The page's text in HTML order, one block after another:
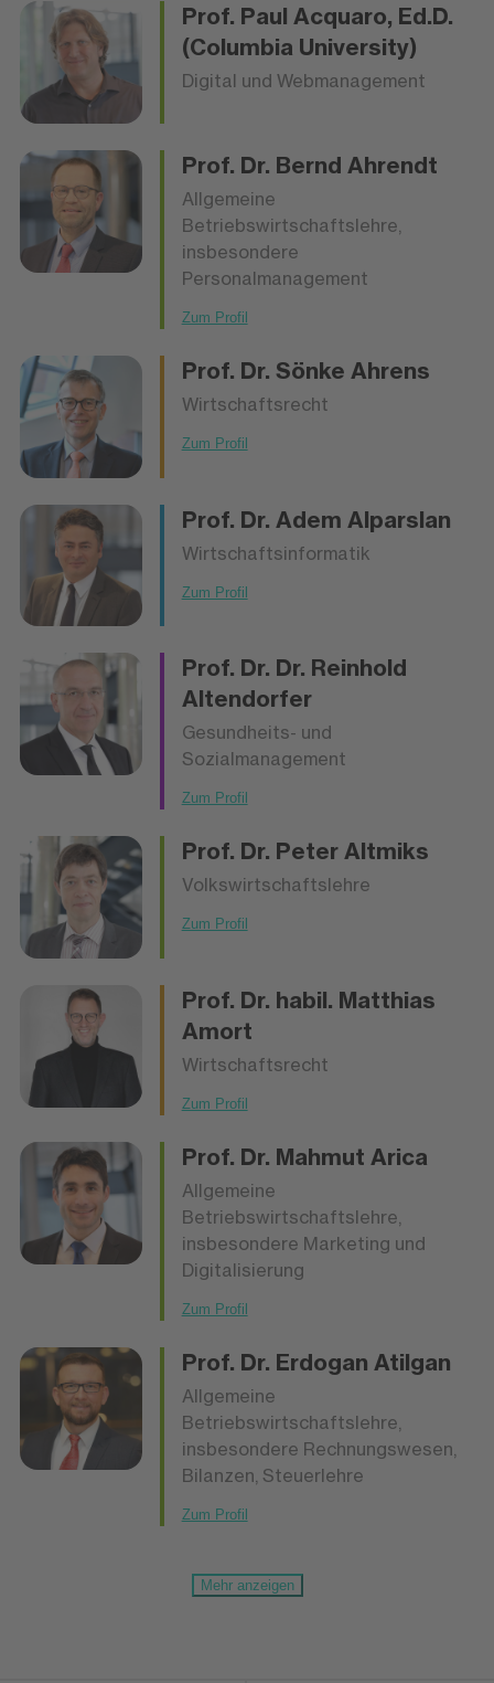
Prof. Paul Acquaro, Ed.D.
(Columbia University)
Digital und Webmanagement
Prof. Dr. Bernd Ahrendt
Allgemeine
Betriebswirtschaftslehre,
insbesondere
Personalmanagement
Zum Profil
Prof. Dr. Sönke Ahrens
Wirtschaftsrecht
Zum Profil
Prof. Dr. Adem Alparslan
Wirtschaftsinformatik
Zum Profil
Prof. Dr. Dr. Reinhold
Altendorfer
Gesundheits- und
Sozialmanagement
Zum Profil
Prof. Dr. Peter Altmiks
Volkswirtschaftslehre
Zum Profil
Prof. Dr. habil. Matthias
Amort
Wirtschaftsrecht
Zum Profil
Prof. Dr. Mahmut Arica
Allgemeine
Betriebswirtschaftslehre,
insbesondere Marketing und
Digitalisierung
Zum Profil
Prof. Dr. Erdogan Atilgan
Allgemeine
Betriebswirtschaftslehre,
insbesondere Rechnungswesen,
Bilanzen, Steuerlehre
Zum Profil
Mehr anzeigen